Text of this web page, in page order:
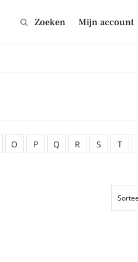
Zoeken Mijn account
O P Q R S T